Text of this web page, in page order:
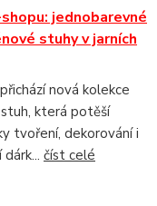
jednobarevné
stuhy v jarních
nová kolekce
která potěší
tvoření, dekorování i
číst celé